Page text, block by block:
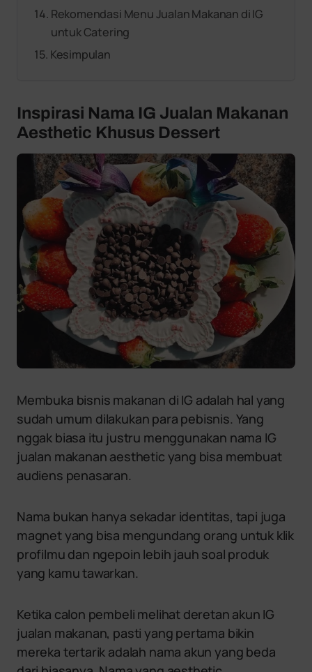
Rekomendasi Menu Jualan Makanan di IG
untuk Catering
Kesimpulan
Inspirasi Nama IG Jualan Makanan
Aesthetic Khusus Dessert
Membuka bisnis makanan di IG adalah hal yang
sudah umum dilakukan para pebisnis. Yang
nggak biasa itu justru menggunakan nama IG
jualan makanan aesthetic yang bisa membuat
audiens penasaran.
Nama bukan hanya sekadar identitas, tapi juga
magnet yang bisa mengundang orang untuk klik
profilmu dan ngepoin lebih jauh soal produk
yang kamu tawarkan.
Ketika calon pembeli melihat deretan akun IG
jualan makanan, pasti yang pertama bikin
mereka tertarik adalah nama akun yang beda